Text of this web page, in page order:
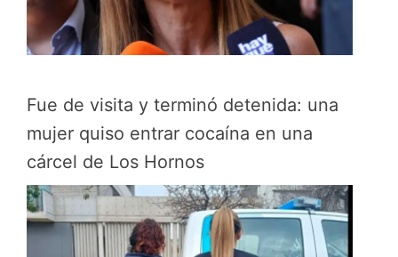
Fue de visita y terminó detenida: una
mujer quiso entrar cocaína en una
cárcel de Los Hornos